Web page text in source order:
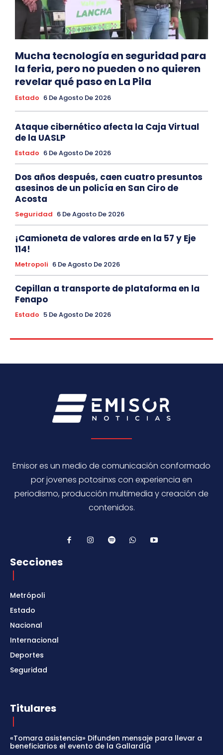
Mucha tecnología en seguridad para
la feria, pero no pueden o no quieren
revelar qué paso en La Pila
Estado 6 De Agosto De 2026
Ataque cibernético afecta la Caja Virtual
de la UASLP
Estado 6 De Agosto De 2026
Dos años después, caen cuatro presuntos
asesinos de un policía en San Ciro de
Acosta
Seguridad 6 De Agosto De 2026
¡Camioneta de valores arde en la 57 y Eje
114!
Metropoli 6 De Agosto De 2026
Cepillan a transporte de plataforma en la
Fenapo
Estado 5 De Agosto De 2026
Emisor es un medio de comunicación conformado
por jovenes potosinxs con experiencia en
periodismo, producción multimedia y creación de
contenidos.
Secciones
Metrópoli
Estado
Nacional
Internacional
Deportes
Seguridad
Titulares
«Tomara asistencia» Difunden mensaje para llevar a
beneficiarios el evento de la Gallardía